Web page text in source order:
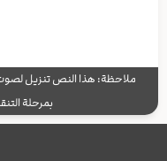
ملاحظة: هذا النص تنزيل
بمرحلة